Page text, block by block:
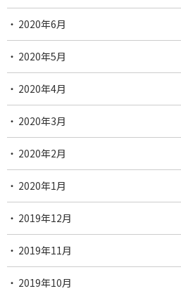
2020年6月
2020年5月
2020年4月
2020年3月
2020年2月
2020年1月
2019年12月
2019年11月
2019年10月